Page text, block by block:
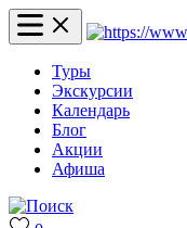
Туры
Экскурсии
Календарь
Блог
Акции
Афиша